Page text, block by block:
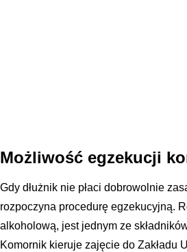
Możliwość egzekucji
Gdy dłużnik nie płaci dobrowolnie
rozpoczyna procedurę egzekucyjną.
alkoholową, jest jednym ze
Komornik kieruje zajęcie do Zakładu